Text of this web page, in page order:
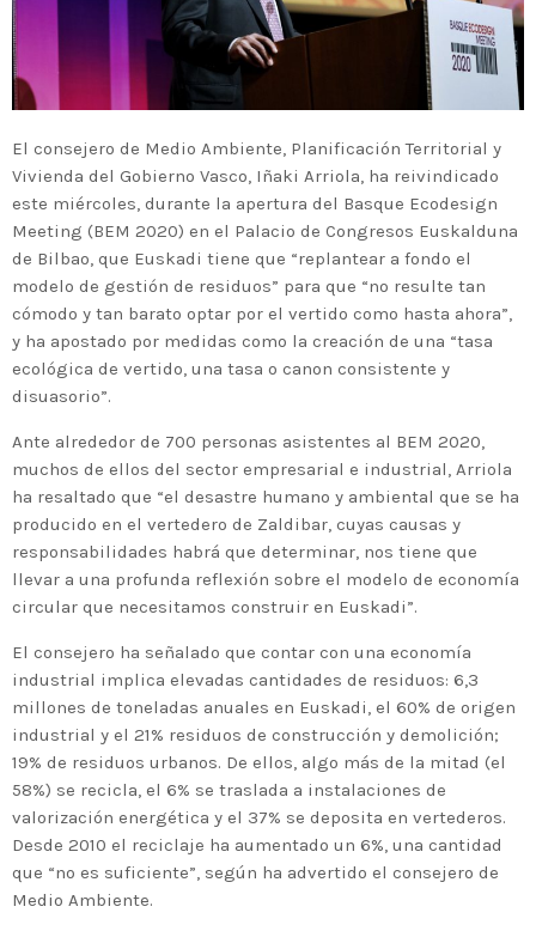
El consejero de Medio Ambiente, Planificación Territorial y
Vivienda del Gobierno Vasco, Iñaki Arriola, ha reivindicado
este miércoles, durante la apertura del Basque Ecodesign
Meeting (BEM 2020) en el Palacio de Congresos Euskalduna
de Bilbao, que Euskadi tiene que “replantear a fondo el
modelo de gestión de residuos” para que “no resulte tan
cómodo y tan barato optar por el vertido como hasta ahora”,
y ha apostado por medidas como la creación de una “tasa
ecológica de vertido, una tasa o canon consistente y
disuasorio”.
Ante alrededor de 700 personas asistentes al BEM 2020,
muchos de ellos del sector empresarial e industrial, Arriola
ha resaltado que “el desastre humano y ambiental que se ha
producido en el vertedero de Zaldibar, cuyas causas y
responsabilidades habrá que determinar, nos tiene que
llevar a una profunda reflexión sobre el modelo de economía
circular que necesitamos construir en Euskadi”.
El consejero ha señalado que contar con una economía
industrial implica elevadas cantidades de residuos: 6,3
millones de toneladas anuales en Euskadi, el 60% de origen
industrial y el 21% residuos de construcción y demolición;
19% de residuos urbanos. De ellos, algo más de la mitad (el
58%) se recicla, el 6% se traslada a instalaciones de
valorización energética y el 37% se deposita en vertederos.
Desde 2010 el reciclaje ha aumentado un 6%, una cantidad
que “no es suficiente”, según ha advertido el consejero de
Medio Ambiente.